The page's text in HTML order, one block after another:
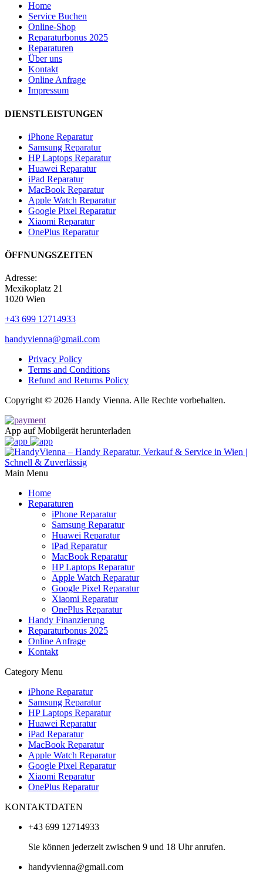
Home
Service Buchen
Online-Shop
Reparaturbonus 2025
Reparaturen
Über uns
Kontakt
Online Anfrage
Impressum
DIENSTLEISTUNGEN
iPhone Reparatur
Samsung Reparatur
HP Laptops Reparatur
Huawei Reparatur
iPad Reparatur
MacBook Reparatur
Apple Watch Reparatur
Google Pixel Reparatur
Xiaomi Reparatur
OnePlus Reparatur
ÖFFNUNGSZEITEN
Adresse:
Mexikoplatz 21
1020 Wien
+43 699 12714933
handyvienna@gmail.com
Privacy Policy
Terms and Conditions
Refund and Returns Policy
Copyright © 2026 Handy Vienna. Alle Rechte vorbehalten.
App auf Mobilgerät herunterladen
Main Menu
Home
Reparaturen
iPhone Reparatur
Samsung Reparatur
Huawei Reparatur
iPad Reparatur
MacBook Reparatur
HP Laptops Reparatur
Apple Watch Reparatur
Google Pixel Reparatur
Xiaomi Reparatur
OnePlus Reparatur
Handy Finanzierung
Reparaturbonus 2025
Online Anfrage
Kontakt
Category Menu
iPhone Reparatur
Samsung Reparatur
HP Laptops Reparatur
Huawei Reparatur
iPad Reparatur
MacBook Reparatur
Apple Watch Reparatur
Google Pixel Reparatur
Xiaomi Reparatur
OnePlus Reparatur
KONTAKTDATEN
+43 699 12714933
Sie können jederzeit zwischen 9 und 18 Uhr anrufen.
handyvienna@gmail.com